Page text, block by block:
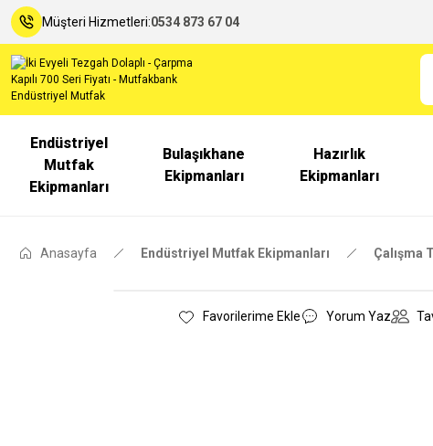
Müşteri Hizmetleri:0534 873 67 04
Endüstriyel
Mutfak
Ekipmanları
Bulaşıkhane
Ekipmanları
Hazırlık
Ekipmanları
Anasayfa Endüstriyel Mutfak Ekipmanları Çalışma
Yorum Yaz